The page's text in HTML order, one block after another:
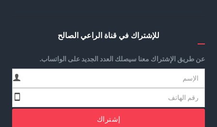
للإشتراك في قناة الراعي الصالح
عن طريق الإشتراك معنا سيصلك العدد الجديد على الواتساب.
إشتراك